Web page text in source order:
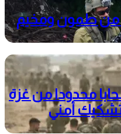
من طمون ومخيم
محدودا من غزة
أمني